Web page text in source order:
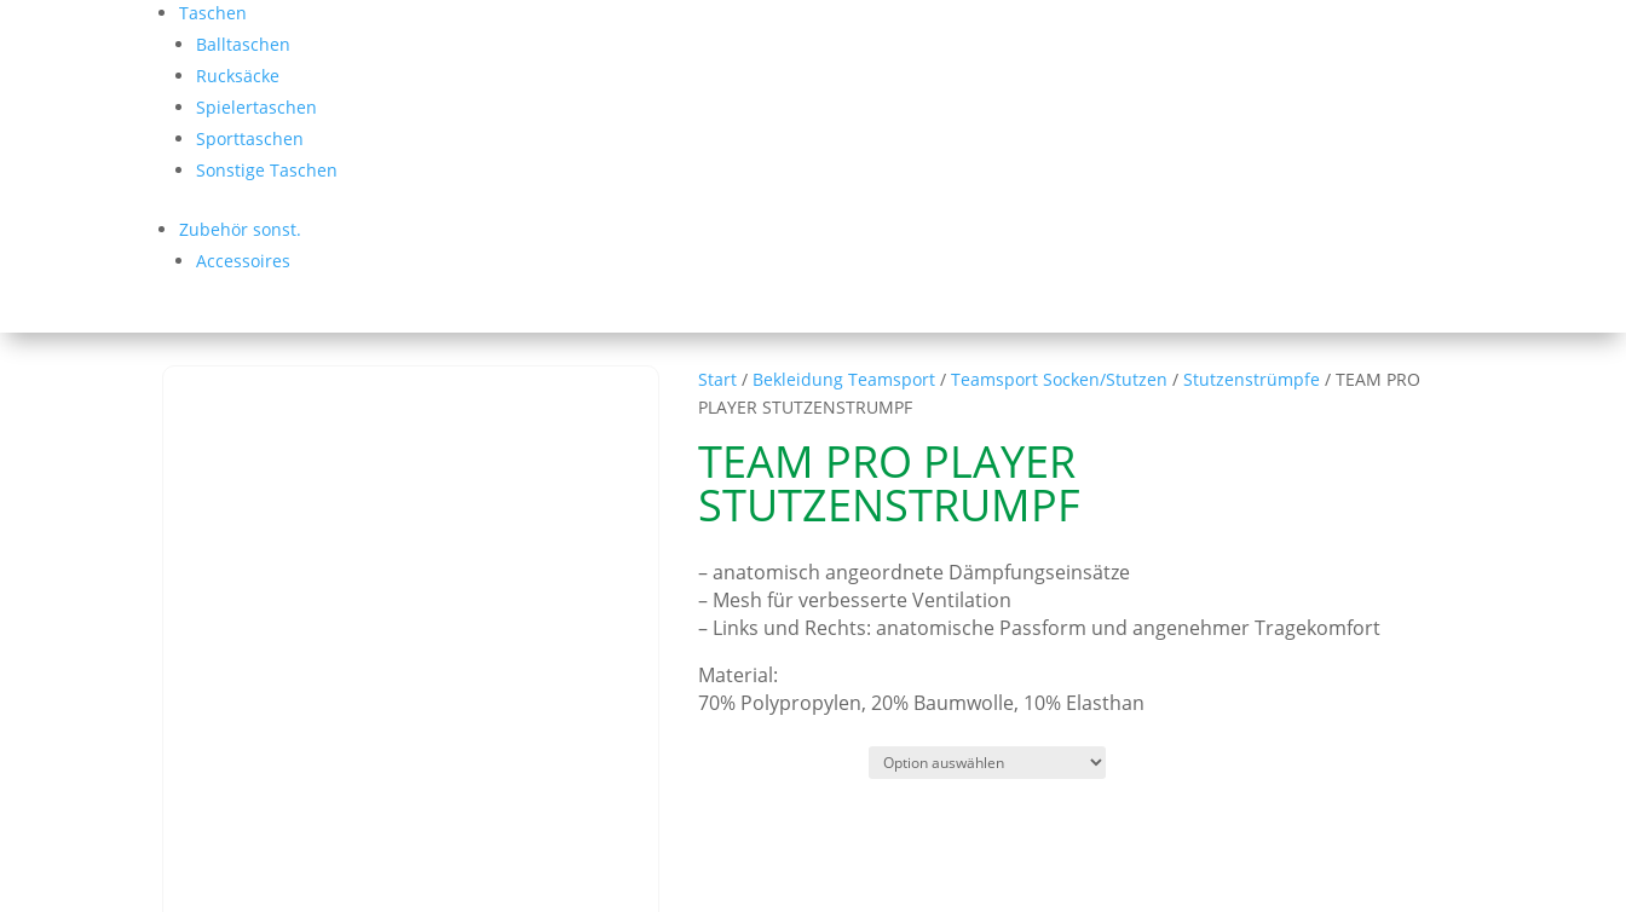
Taschen
Balltaschen
Rucksäcke
Spielertaschen
Sporttaschen
Sonstige Taschen
Zubehör sonst.
Accessoires
Start / Bekleidung Teamsport /Teamsport Socken/Stutzen /Stutzenstrümpfe / TEAM PRO
PLAYER STUTZENSTRUMPF
TEAM PRO PLAYER
STUTZENSTRUMPF
– anatomisch angeordnete Dämpfungseinsätze
– Mesh für verbesserte Ventilation
– Links und Rechts: anatomische Passform und angenehmer Tragekomfort
Material:
70% Polypropylen, 20% Baumwolle, 10% Elasthan